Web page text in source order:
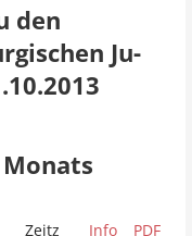
den
Ju-
Zeitz Info PDF